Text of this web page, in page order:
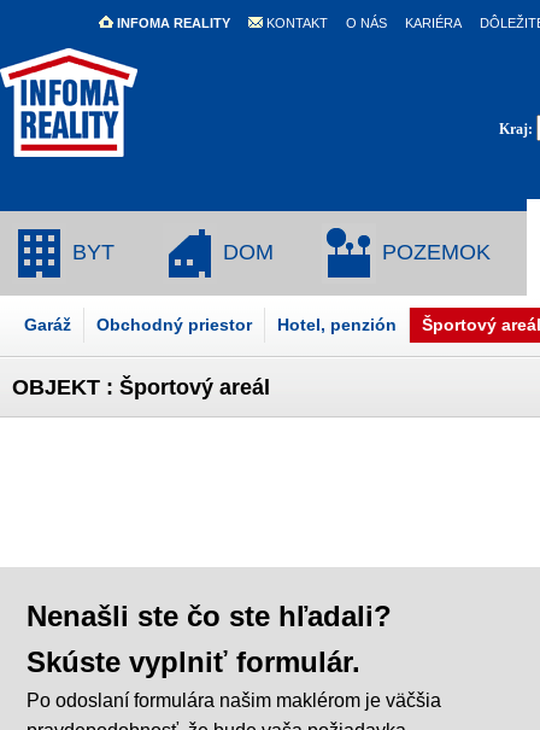
INFOMA REALITY KONTAKT O NÁS KARIÉRA
Kraj:
BYT DOM POZEMOK
Garáž Obchodný priestor Hotel, penzión Športový areál
OBJEKT : Športový areál
Nenašli ste čo ste hľadali?
Skúste vyplniť formulár.
Po odoslaní formulára našim maklérom je väčšia